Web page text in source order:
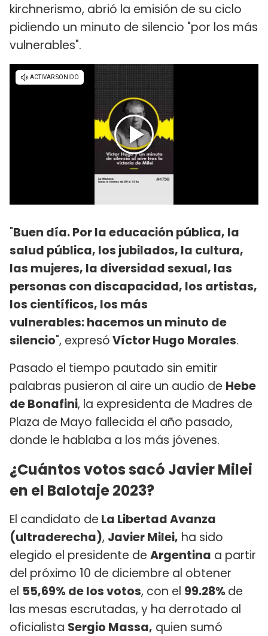
kirchnerismo, abrió la emisión de su ciclo
pidiendo un minuto de silencio "por los más
vulnerables".
"Buen día. Por la educación pública, la
salud pública, los jubilados, la cultura,
las mujeres, la diversidad sexual, las
personas con discapacidad, los artistas,
los científicos, los más
vulnerables: hacemos un minuto de
silencio", expresóVíctor Hugo Morales.
Pasado el tiempo pautado sin emitir
palabras pusieron al aire un audio de Hebe
de Bonafini, la expresidenta de Madres de
Plaza de Mayo fallecida el año pasado,
donde le hablaba a los más jóvenes.
¿Cuántos votos sacó Javier Milei
en el Balotaje 2023?
El candidato de La Libertad Avanza
(ultraderecha), Javier Milei, ha sido
elegido el presidente de Argentina a partir
del próximo 10 de diciembre al obtener
el 55,69% de los votos, con el 99.28% de
las mesas escrutadas, y ha derrotado al
oficialista Sergio Massa, quien sumó